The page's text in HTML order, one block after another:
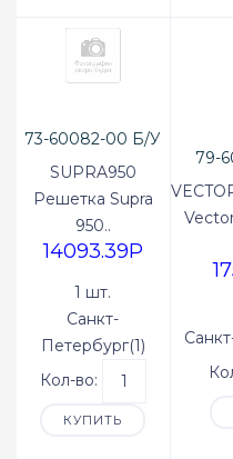
73-60082-00 Б/У
SUPRA950
Решетка Supra
950..
14093.39P
1 шт.
Санкт-
Петербург(1)
Кол-во:
КУПИТЬ
79-